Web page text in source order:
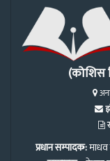
(कोशिस
प्रधान सम्पादक: